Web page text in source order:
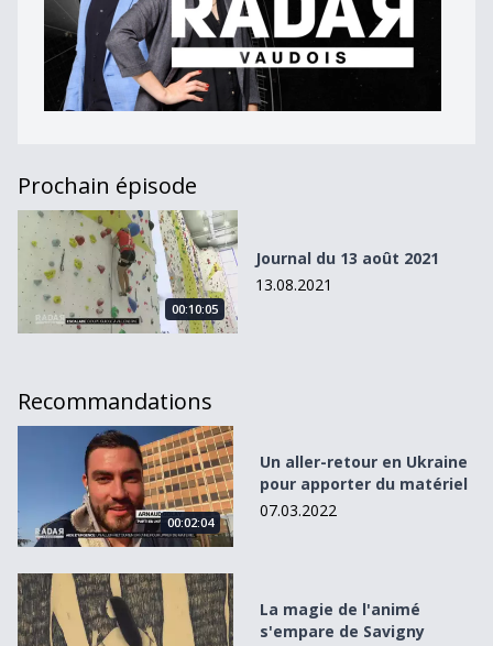
Prochain épisode
Journal du 13 août 2021
00:10:05
Journal du 13 août 2021
13.08.2021
Recommandations
Un aller-retour en Ukraine pour apporter du matériel
00:02:04
Un aller-retour en Ukraine
pour apporter du matériel
07.03.2022
La magie de l&#039;animé s&#039;empare de Savigny
La magie de l'animé
s'empare de Savigny